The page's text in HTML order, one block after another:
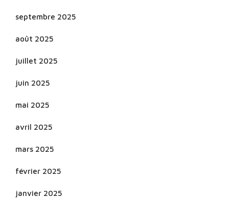
septembre 2025
août 2025
juillet 2025
juin 2025
mai 2025
avril 2025
mars 2025
février 2025
janvier 2025